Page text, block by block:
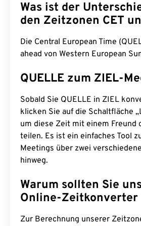
Was ist der
den Zeitzonen CET
Die Central European Time
ahead von Western European
QUELLE zum ZIEL-
Sobald Sie QUELLE in ZIEL
klicken Sie auf die Schaltfläche
um diese Zeit mit einem Freund
teilen. Es ist ein einfaches Tool
Meetings über zwei
hinweg.
Warum sollten Sie
Online-Zeitkonverter
Zur Berechnung unserer